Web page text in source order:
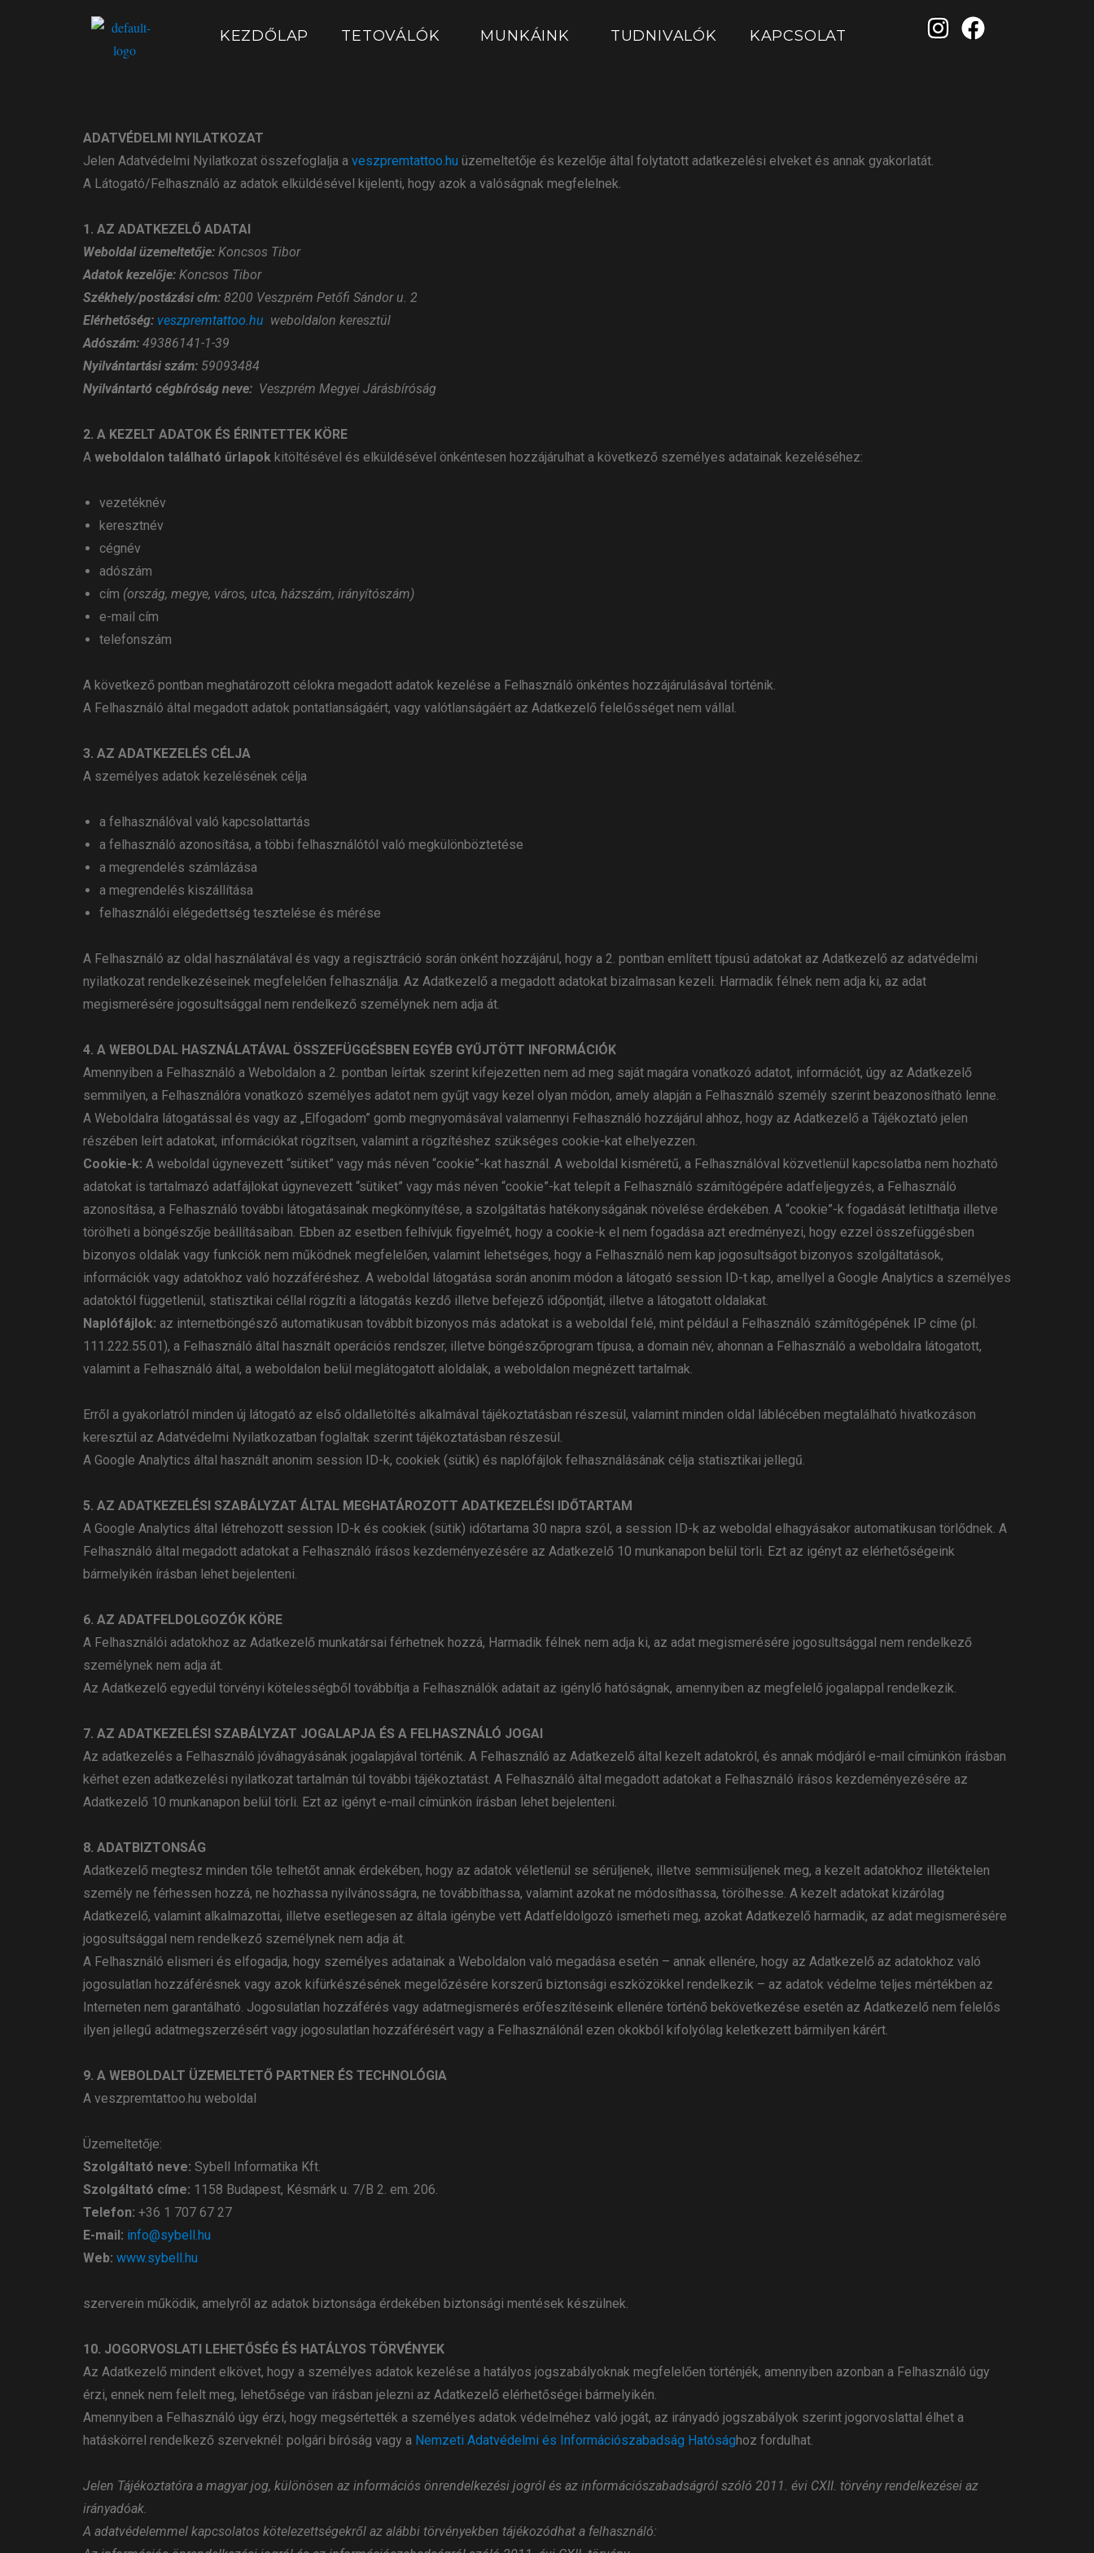
KEZDŐLAP TETOVÁLÓK MUNKÁINK TUDNIVALÓK KAPCSOLAT
ADATVÉDELMI NYILATKOZAT
Jelen Adatvédelmi Nyilatkozat összefoglalja a veszpremtattoo.hu üzemeltetője és kezelője által folytatott adatkezelési elveket és annak gyakorlatát.
A Látogató/Felhasználó az adatok elküldésével kijelenti, hogy azok a valóságnak megfelelnek.
1. AZ ADATKEZELŐ ADATAI
Weboldal üzemeltetője: Koncsos Tibor
Adatok kezelője: Koncsos Tibor
Székhely/postázási cím: 8200 Veszprém Petőfi Sándor u. 2
Elérhetőség: veszpremtattoo.hu weboldalon keresztül
Adószám: 49386141-1-39
Nyilvántartási szám: 59093484
Nyilvántartó cégbíróság neve: Veszprém Megyei Járásbíróság
2. A KEZELT ADATOK ÉS ÉRINTETTEK KÖRE
A weboldalon található űrlapok kitöltésével és elküldésével önkéntesen hozzájárulhat a következő személyes adatainak kezeléséhez:
vezetéknév
keresztnév
cégnév
adószám
cím (ország, megye, város, utca, házszám, irányítószám)
e-mail cím
telefonszám
A következő pontban meghatározott célokra megadott adatok kezelése a Felhasználó önkéntes hozzájárulásával történik.
A Felhasználó által megadott adatok pontatlanságáért, vagy valótlanságáért az Adatkezelő felelősséget nem vállal.
3. AZ ADATKEZELÉS CÉLJA
A személyes adatok kezelésének célja
a felhasználóval való kapcsolattartás
a felhasználó azonosítása, a többi felhasználótól való megkülönböztetése
a megrendelés számlázása
a megrendelés kiszállítása
felhasználói elégedettség tesztelése és mérése
A Felhasználó az oldal használatával és vagy a regisztráció során önként hozzájárul, hogy a 2. pontban említett típusú adatokat az Adatkezelő az adatvédelmi
nyilatkozat rendelkezéseinek megfelelően felhasználja. Az Adatkezelő a megadott adatokat bizalmasan kezeli. Harmadik félnek nem adja ki, az adat
megismerésére jogosultsággal nem rendelkező személynek nem adja át.
4. A WEBOLDAL HASZNÁLATÁVAL ÖSSZEFÜGGÉSBEN EGYÉB GYŰJTÖTT INFORMÁCIÓK
Amennyiben a Felhasználó a Weboldalon a 2. pontban leírtak szerint kifejezetten nem ad meg saját magára vonatkozó adatot, információt, úgy az Adatkezelő
semmilyen, a Felhasználóra vonatkozó személyes adatot nem gyűjt vagy kezel olyan módon, amely alapján a Felhasználó személy szerint beazonosítható lenne.
A Weboldalra látogatással és vagy az „Elfogadom” gomb megnyomásával valamennyi Felhasználó hozzájárul ahhoz, hogy az Adatkezelő a Tájékoztató jelen
részében leírt adatokat, információkat rögzítsen, valamint a rögzítéshez szükséges cookie-kat elhelyezzen.
Cookie-k: A weboldal úgynevezett “sütiket” vagy más néven “cookie”-kat használ. A weboldal kisméretű, a Felhasználóval közvetlenül kapcsolatba nem hozható
adatokat is tartalmazó adatfájlokat úgynevezett “sütiket” vagy más néven “cookie”-kat telepít a Felhasználó számítógépére adatfeljegyzés, a Felhasználó
azonosítása, a Felhasználó további látogatásainak megkönnyítése, a szolgáltatás hatékonyságának növelése érdekében. A “cookie”-k fogadását letilthatja illetve
törölheti a böngészője beállításaiban. Ebben az esetben felhívjuk figyelmét, hogy a cookie-k el nem fogadása azt eredményezi, hogy ezzel összefüggésben
bizonyos oldalak vagy funkciók nem működnek megfelelően, valamint lehetséges, hogy a Felhasználó nem kap jogosultságot bizonyos szolgáltatások,
információk vagy adatokhoz való hozzáféréshez. A weboldal látogatása során anonim módon a látogató session ID-t kap, amellyel a Google Analytics a személyes
adatoktól függetlenül, statisztikai céllal rögzíti a látogatás kezdő illetve befejező időpontját, illetve a látogatott oldalakat.
Naplófájlok: az internetböngésző automatikusan továbbít bizonyos más adatokat is a weboldal felé, mint például a Felhasználó számítógépének IP címe (pl.
111.222.55.01), a Felhasználó által használt operációs rendszer, illetve böngészőprogram típusa, a domain név, ahonnan a Felhasználó a weboldalra látogatott,
valamint a Felhasználó által, a weboldalon belül meglátogatott aloldalak, a weboldalon megnézett tartalmak.
Erről a gyakorlatról minden új látogató az első oldalletöltés alkalmával tájékoztatásban részesül, valamint minden oldal láblécében megtalálható hivatkozáson
keresztül az Adatvédelmi Nyilatkozatban foglaltak szerint tájékoztatásban részesül.
A Google Analytics által használt anonim session ID-k, cookiek (sütik) és naplófájlok felhasználásának célja statisztikai jellegű.
5. AZ ADATKEZELÉSI SZABÁLYZAT ÁLTAL MEGHATÁROZOTT ADATKEZELÉSI IDŐTARTAM
A Google Analytics által létrehozott session ID-k és cookiek (sütik) időtartama 30 napra szól, a session ID-k az weboldal elhagyásakor automatikusan törlődnek. A
Felhasználó által megadott adatokat a Felhasználó írásos kezdeményezésére az Adatkezelő 10 munkanapon belül törli. Ezt az igényt az elérhetőségeink
bármelyikén írásban lehet bejelenteni.
6. AZ ADATFELDOLGOZÓK KÖRE
A Felhasználói adatokhoz az Adatkezelő munkatársai férhetnek hozzá, Harmadik félnek nem adja ki, az adat megismerésére jogosultsággal nem rendelkező
személynek nem adja át.
Az Adatkezelő egyedül törvényi kötelességből továbbítja a Felhasználók adatait az igénylő hatóságnak, amennyiben az megfelelő jogalappal rendelkezik.
7. AZ ADATKEZELÉSI SZABÁLYZAT JOGALAPJA ÉS A FELHASZNÁLÓ JOGAI
Az adatkezelés a Felhasználó jóváhagyásának jogalapjával történik. A Felhasználó az Adatkezelő által kezelt adatokról, és annak módjáról e-mail címünkön írásban
kérhet ezen adatkezelési nyilatkozat tartalmán túl további tájékoztatást. A Felhasználó által megadott adatokat a Felhasználó írásos kezdeményezésére az
Adatkezelő 10 munkanapon belül törli. Ezt az igényt e-mail címünkön írásban lehet bejelenteni.
8. ADATBIZTONSÁG
Adatkezelő megtesz minden tőle telhetőt annak érdekében, hogy az adatok véletlenül se sérüljenek, illetve semmisüljenek meg, a kezelt adatokhoz illetéktelen
személy ne férhessen hozzá, ne hozhassa nyilvánosságra, ne továbbíthassa, valamint azokat ne módosíthassa, törölhesse. A kezelt adatokat kizárólag
Adatkezelő, valamint alkalmazottai, illetve esetlegesen az általa igénybe vett Adatfeldolgozó ismerheti meg, azokat Adatkezelő harmadik, az adat megismerésére
jogosultsággal nem rendelkező személynek nem adja át.
A Felhasználó elismeri és elfogadja, hogy személyes adatainak a Weboldalon való megadása esetén – annak ellenére, hogy az Adatkezelő az adatokhoz való
jogosulatlan hozzáférésnek vagy azok kifürkészésének megelőzésére korszerű biztonsági eszközökkel rendelkezik – az adatok védelme teljes mértékben az
Interneten nem garantálható. Jogosulatlan hozzáférés vagy adatmegismerés erőfeszítéseink ellenére történő bekövetkezése esetén az Adatkezelő nem felelős
ilyen jellegű adatmegszerzésért vagy jogosulatlan hozzáférésért vagy a Felhasználónál ezen okokból kifolyólag keletkezett bármilyen kárért.
9. A WEBOLDALT ÜZEMELTETŐ PARTNER ÉS TECHNOLÓGIA
A veszpremtattoo.hu weboldal
Üzemeltetője:
Szolgáltató neve: Sybell Informatika Kft.
Szolgáltató címe: 1158 Budapest, Késmárk u. 7/B 2. em. 206.
Telefon: +36 1 707 67 27
E-mail: info@sybell.hu
Web: www.sybell.hu
szerverein működik, amelyről az adatok biztonsága érdekében biztonsági mentések készülnek.
10. JOGORVOSLATI LEHETŐSÉG ÉS HATÁLYOS TÖRVÉNYEK
Az Adatkezelő mindent elkövet, hogy a személyes adatok kezelése a hatályos jogszabályoknak megfelelően történjék, amennyiben azonban a Felhasználó úgy
érzi, ennek nem felelt meg, lehetősége van írásban jelezni az Adatkezelő elérhetőségei bármelyikén.
Amennyiben a Felhasználó úgy érzi, hogy megsértették a személyes adatok védelméhez való jogát, az irányadó jogszabályok szerint jogorvoslattal élhet a
hatáskörrel rendelkező szerveknél: polgári bíróság vagy a Nemzeti Adatvédelmi és Információszabadság Hatósághoz fordulhat.
Jelen Tájékoztatóra a magyar jog, különösen az információs önrendelkezési jogról és az információszabadságról szóló 2011. évi CXII. törvény rendelkezései az
irányadóak.
A adatvédelemmel kapcsolatos kötelezettségekről az alábbi törvényekben tájékozódhat a felhasználó: